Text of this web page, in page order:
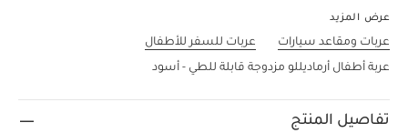
عرض المزيد
عربات ومقاعد سيارات
عربات للسفر للأطفال
عربة أطفال أرماديللو مزدوجة قابلة للطي - أسود
تفاصيل المنتج